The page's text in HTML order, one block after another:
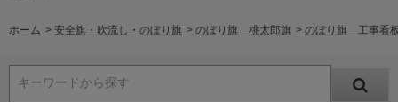
ホーム > 安全旗・吹流し・のぼり旗 > のぼり旗 桃太郎旗 > のぼり旗 工事看
キーワードから探す